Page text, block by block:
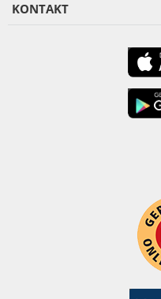
KONTAKT